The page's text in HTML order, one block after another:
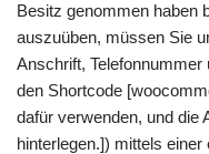
Besitz genommen haben
auszuüben, müssen Sie
Anschrift,
den Shortcode
dafür verwenden, und die
hinterlegen.]) mittels